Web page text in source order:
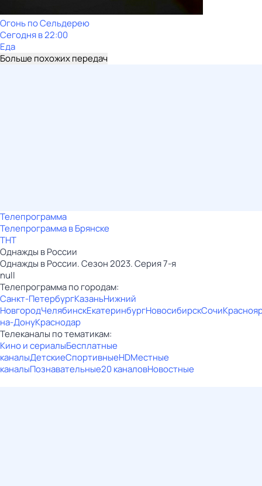
Огонь по Сельдерею
Сегодня в 22:00
Еда
Больше похожих передач
Телепрограмма
Телепрограмма в Брянске
ТНТ
Однажды в России
Однажды в России. Сезон 2023. Серия 7-я
null
Телепрограмма по городам:
Санкт-ПетербургКазаньНижний
НовгородЧелябинскЕкатеринбургНовосибирскСочи
на-ДонуКраснодар
Телеканалы по тематикам:
Кино и сериалыБесплатные
каналыДетскиеСпортивныеHDМестные
каналыПознавательные20 каналовНовостные